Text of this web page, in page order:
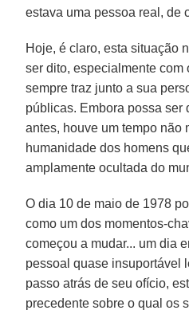
estava uma pessoa real, de
Hoje, é claro, esta situação
ser dito, especialmente com
sempre traz junto a sua
públicas. Embora possa ser
antes, houve um tempo não
humanidade dos homens
amplamente ocultada do
O dia 10 de maio de 1978
como um dos momentos-
começou a mudar... um dia
pessoal quase insuportável
passo atrás de seu ofício,
precedente sobre o qual os